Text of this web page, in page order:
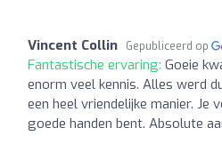
Vincent Collin Gepubliceerd op
Fantastische ervaring: Goeie
enorm veel kennis. Alles werd
een heel vriendelijke manier. Je
goede handen bent. Absolute